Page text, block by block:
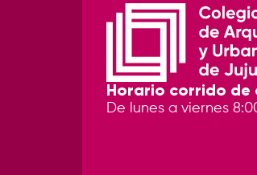
Horario corrido de
De lunes a viernes